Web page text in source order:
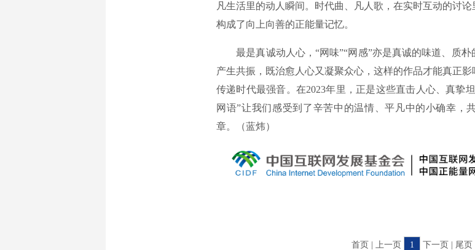
凡生活里的动人瞬间。时代曲、凡人歌，在实时互动的讨
构成了向上向善的正能量记忆。
最是真诚动人心，“网味”“网感”亦是真诚的味道、质朴
产生共振，既治愈人心又凝聚众心，这样的作品才能真正影
传递时代最强音。在2023年里，正是这些直击人心、真挚
网语”让我们感受到了辛苦中的温情、平凡中的小确幸，
章。（蓝炜）
首页 | 上一页 1 下一页 | 尾页